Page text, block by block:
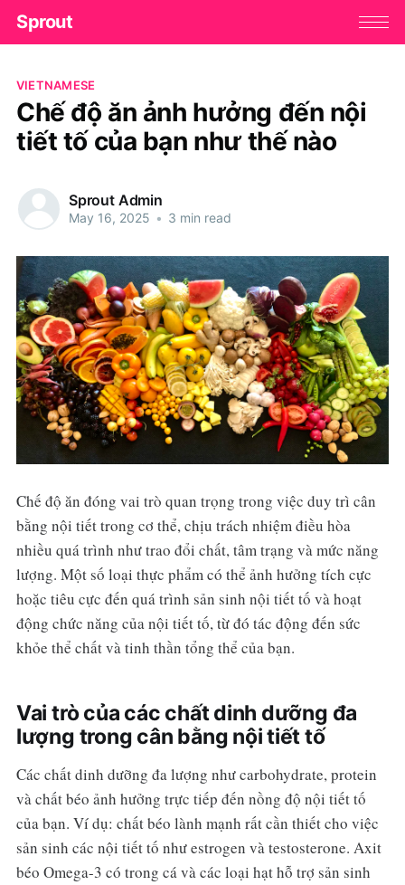
Sprout
VIETNAMESE
Chế độ ăn ảnh hưởng đến nội
tiết tố của bạn như thế nào
Sprout Admin
May 16, 2025 • 3 min read
Chế độ ăn đóng vai trò quan trọng trong việc duy trì cân
bằng nội tiết trong cơ thể, chịu trách nhiệm điều hòa
nhiều quá trình như trao đổi chất, tâm trạng và mức năng
lượng. Một số loại thực phẩm có thể ảnh hưởng tích cực
hoặc tiêu cực đến quá trình sản sinh nội tiết tố và hoạt
động chức năng của nội tiết tố, từ đó tác động đến sức
khỏe thể chất và tinh thần tổng thể của bạn.
Vai trò của các chất dinh dưỡng đa
lượng trong cân bằng nội tiết tố
Các chất dinh dưỡng đa lượng như carbohydrate, protein
và chất béo ảnh hưởng trực tiếp đến nồng độ nội tiết tố
của bạn. Ví dụ: chất béo lành mạnh rất cần thiết cho việc
sản sinh các nội tiết tố như estrogen và testosterone. Axit
béo Omega-3 có trong cá và các loại hạt hỗ trợ sản sinh